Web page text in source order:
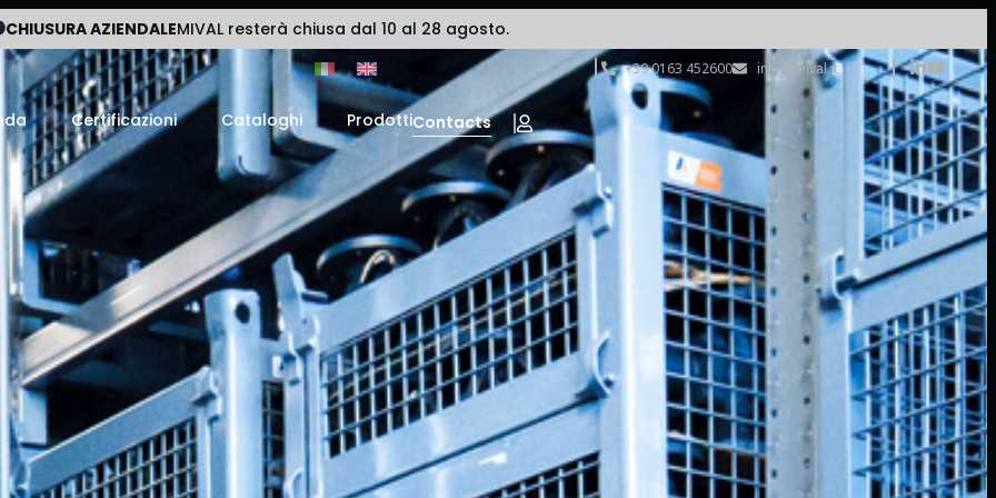
CHIUSURA AZIENDALEMIVAL resterà chiusa dal 10 al 28 agosto.
+39 0163 452600 info@mival.it
Certificazioni Cataloghi ProdottiContacts